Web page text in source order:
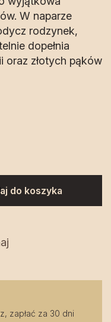
W naparze
rodzynek,
dopełnia
oraz złotych pąków
do koszyka
zapłać za 30 dni